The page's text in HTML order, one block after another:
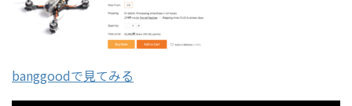
banggoodで見てみる